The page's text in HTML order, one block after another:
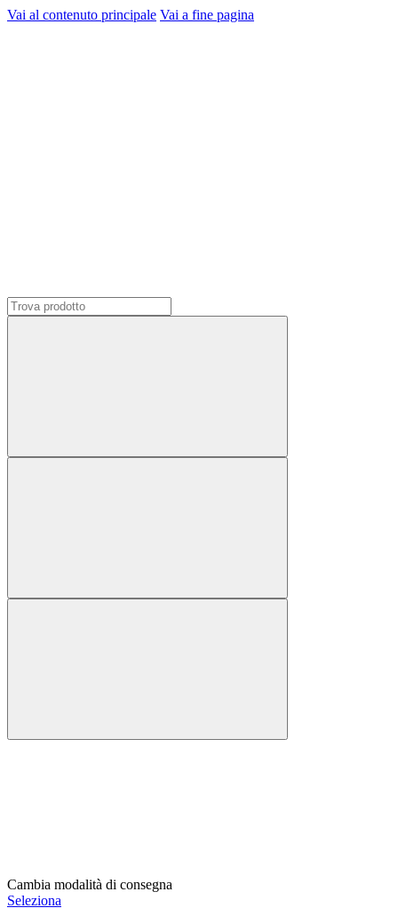
Vai al contenuto principale Vai a fine pagina
Cambia modalità di consegna
Seleziona